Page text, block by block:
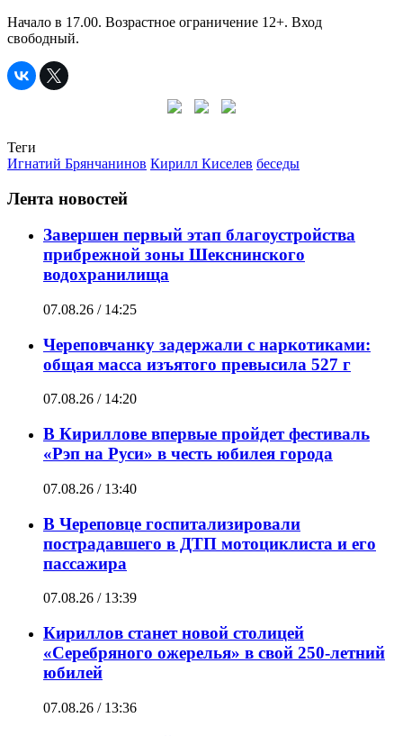
Начало в 17.00. Возрастное ограничение 12+. Вход
свободный.
Теги
Игнатий Брянчанинов Кирилл Киселев беседы
Лента новостей
Завершен первый этап благоустройства
прибрежной зоны Шекснинского
водохранилища
07.08.26 / 14:25
Череповчанку задержали с наркотиками:
общая масса изъятого превысила 527 г
07.08.26 / 14:20
В Кириллове впервые пройдет фестиваль
«Рэп на Руси» в честь юбилея города
07.08.26 / 13:40
В Череповце госпитализировали
пострадавшего в ДТП мотоциклиста и его
пассажира
07.08.26 / 13:39
Кириллов станет новой столицей
«Серебряного ожерелья» в свой 250-летний
юбилей
07.08.26 / 13:36